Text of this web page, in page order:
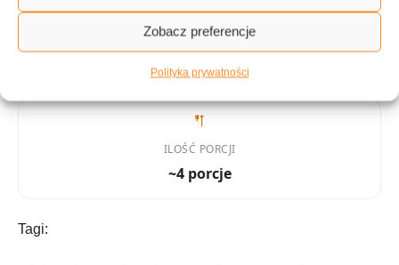
Zobacz preferencje
Polityka prywatności
KUCHNIA
Wegetariańska
ILOŚĆ PORCJI
~4 porcje
Tagi: